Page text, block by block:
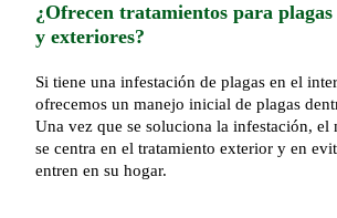
¿Ofrecen tratamientos para
y exteriores?
Si tiene una infestación de plagas en el
ofrecemos un manejo inicial de plagas
Una vez que se soluciona la infestación, el
se centra en el tratamiento exterior y en
entren en su hogar.